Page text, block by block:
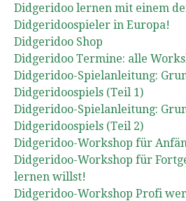
Didgeridoo lernen mit einem
Didgeridoospieler in Europa!
Didgeridoo Shop
Didgeridoo Termine: alle
Didgeridoo-Spielanleitung:
Didgeridoospiels (Teil 1)
Didgeridoo-Spielanleitung:
Didgeridoospiels (Teil 2)
Didgeridoo-Workshop für
Didgeridoo-Workshop für
lernen willst!
Didgeridoo-Workshop Profi